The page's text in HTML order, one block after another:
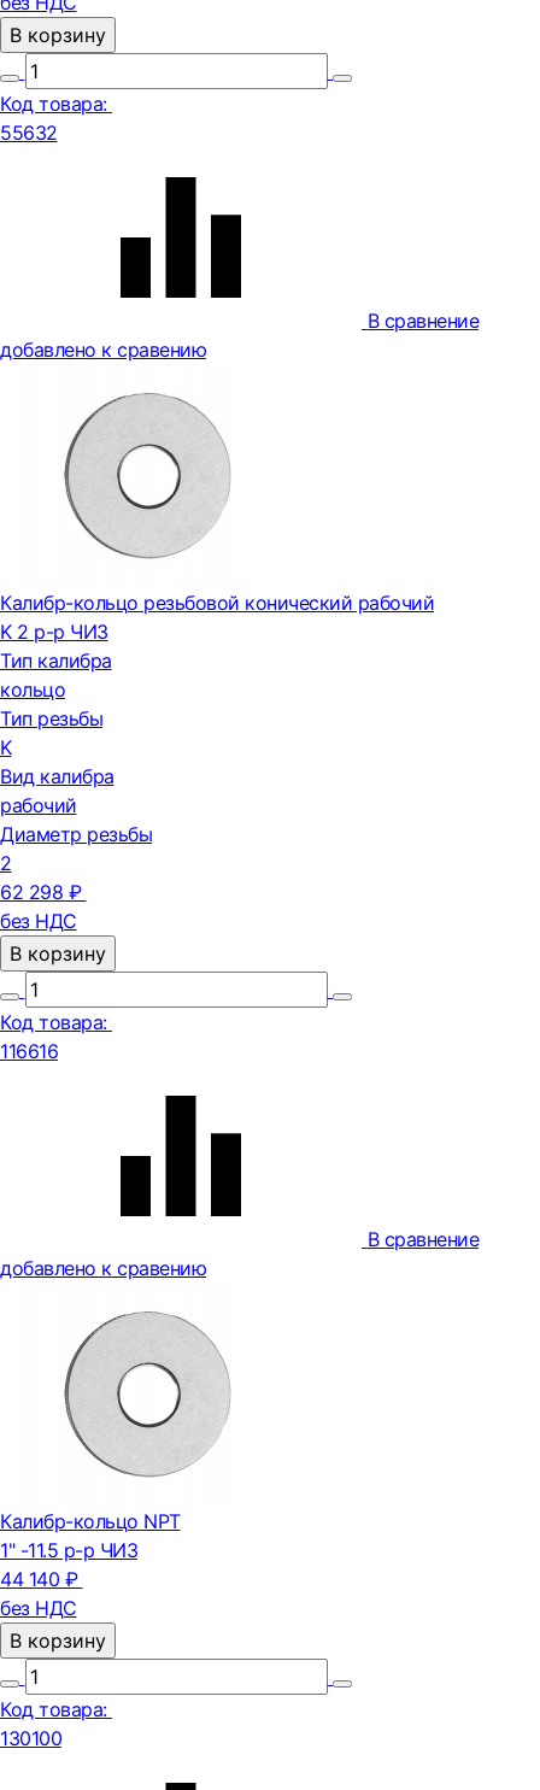
В корзину
Код товара:
55632
В сравнение
добавлено к сравению
Калибр-кольцо резьбовой конический рабочий
K 2 р-р ЧИЗ
Тип калибра
кольцо
Тип резьбы
K
Вид калибра
рабочий
Диаметр резьбы
2
62 298 ₽
без НДС
В корзину
Код товара:
116616
В сравнение
добавлено к сравению
Калибр-кольцо NPT
1" -11.5 р-р ЧИЗ
44 140 ₽
без НДС
В корзину
Код товара:
130100